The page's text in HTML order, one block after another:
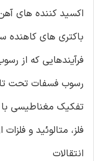
اکسید کننده های
باکتری های کاهنده
فرآیندهایی که از
رسوب فسفات تحت
تفکیک مغناطیسی با
فلز، متالوئید و فلزات
انتقالات